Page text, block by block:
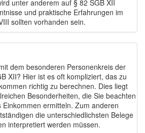
unter anderem auf § 82 SGB XII
und praktische Erfahrungen im
sollten vorhanden sein.
dem besonderen Personenkreis der
XII? Hier ist es oft kompliziert, das zu
richtig zu berechnen. Dies liegt
Besonderheiten, die Sie beachten
Einkommen ermitteln. Zum anderen
die unterschiedlichsten Belege
interpretiert werden müssen.